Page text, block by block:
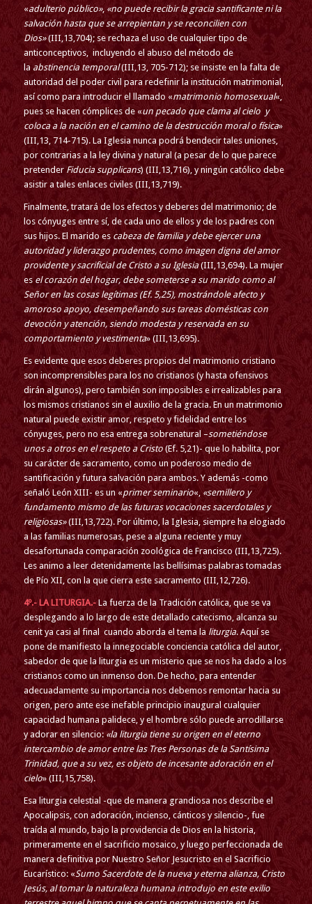
«adulterio público», «no puede recibir la gracia santificante ni la
salvación hasta que se arrepientan y se reconcilien con
Dios»(III,13,704); se rechaza el uso de cualquier tipo de
anticonceptivos, incluyendo el abuso del método de
la abstinencia temporal(III,13, 705-712); se insiste en la falta de
autoridad del poder civil para redefinir la institución matrimonial,
así como para introducir el llamado «matrimonio homosexual«,
pues se hacen cómplices de «un pecado que clama al cielo y
coloca a la nación en el camino de la destrucción moral o física»
(III,13, 714-715). La Iglesia nunca podrá bendecir tales uniones,
por contrarias a la ley divina y natural (a pesar de lo que parece
pretender Fiducia supplicans) (III,13,716), y ningún católico debe
asistir a tales enlaces civiles (III,13,719).
Finalmente, tratará de los efectos y deberes del matrimonio; de
los cónyuges entre sí, de cada uno de ellos y de los padres con
sus hijos. El marido es cabeza de familia y debe ejercer una
autoridad y liderazgo prudentes, como imagen digna del amor
providente y sacrificial de Cristo a su Iglesia(III,13,694). La mujer
esel corazón del hogar, debe someterse a su marido como al
Señor en las cosas legítimas(Ef. 5,25), mostrándole afecto y
amoroso apoyo, desempeñando sus tareas domésticas con
devoción y atención, siendo modesta y reservada en su
comportamiento y vestimenta» (III,13,695).
Es evidente que esos deberes propios del matrimonio cristiano
son incomprensibles para los no cristianos (y hasta ofensivos
dirán algunos), pero también son imposibles e irrealizables para
los mismos cristianos sin el auxilio de la gracia. En un matrimonio
natural puede existir amor, respeto y fidelidad entre los
cónyuges, pero no esa entrega sobrenatural –sometiéndose
unos a otros en el respeto a Cristo(Ef. 5,21)- que lo habilita, por
su carácter de sacramento, como un poderoso medio de
santificación y futura salvación para ambos. Y además -como
señaló León XIII- es un «primer seminario«,«semillero y
fundamento mismo de las futuras vocaciones sacerdotales y
religiosas»(III,13,722). Por último, la Iglesia, siempre ha elogiado
a las familias numerosas, pese a alguna reciente y muy
desafortunada comparación zoológica de Francisco (III,13,725).
Les animo a leer detenidamente las bellísimas palabras tomadas
de Pío XII, con la que cierra este sacramento (III,12,726).
4º.- LA LITURGIA.-La fuerza de la Tradición católica, que se va
desplegando a lo largo de este detallado catecismo, alcanza su
cenit ya casi al final cuando aborda el tema la liturgia. Aquí se
pone de manifiesto la innegociable conciencia católica del autor,
sabedor de que la liturgia es un misterio que se nos ha dado a los
cristianos como un inmenso don. De hecho, para entender
adecuadamente su importancia nos debemos remontar hacia su
origen, pero ante ese inefable principio inaugural cualquier
capacidad humana palidece, y el hombre sólo puede arrodillarse
y adorar en silencio: «la liturgia tiene su origen en el eterno
intercambio de amor entre las Tres Personas de la Santísima
Trinidad, que a su vez, es objeto de incesante adoración en el
cielo» (III,15,758).
Esa liturgia celestial -que de manera grandiosa nos describe el
Apocalipsis, con adoración, incienso, cánticos y silencio-, fue
traída al mundo, bajo la providencia de Dios en la historia,
primeramente en el sacrificio mosaico, y luego perfeccionada de
manera definitiva por Nuestro Señor Jesucristo en el Sacrificio
Eucarístico: «Sumo Sacerdote de la nueva y eterna alianza, Cristo
Jesús, al tomar la naturaleza humana introdujo en este exilio